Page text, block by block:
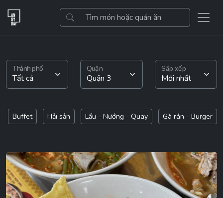
Thành phố Quận Sắp xếp
Buffet Hải sản Lẩu - Nướng - Quay Gà rán - Burger